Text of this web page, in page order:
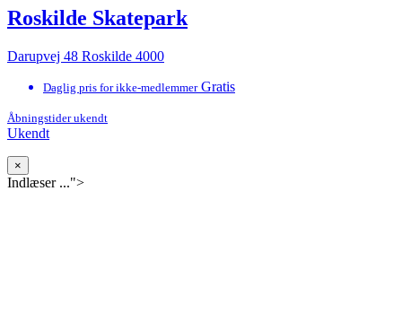
Roskilde Skatepark
Darupvej 48 Roskilde 4000
Daglig pris for ikke-medlemmer Gratis
Åbningstider ukendt
Ukendt
×
Indlæser ...">